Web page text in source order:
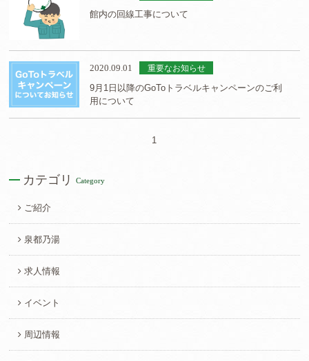
館内の回線工事について
2020.09.01 重要なお知らせ
9月1日以降のGoToトラベルキャンペーンのご利
用について
1
カテゴリ Category
ご紹介
泉都乃湯
求人情報
イベント
周辺情報